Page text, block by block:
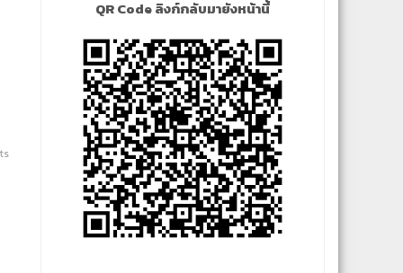
QR Code ลิงก์กลับมายังหน้านี้